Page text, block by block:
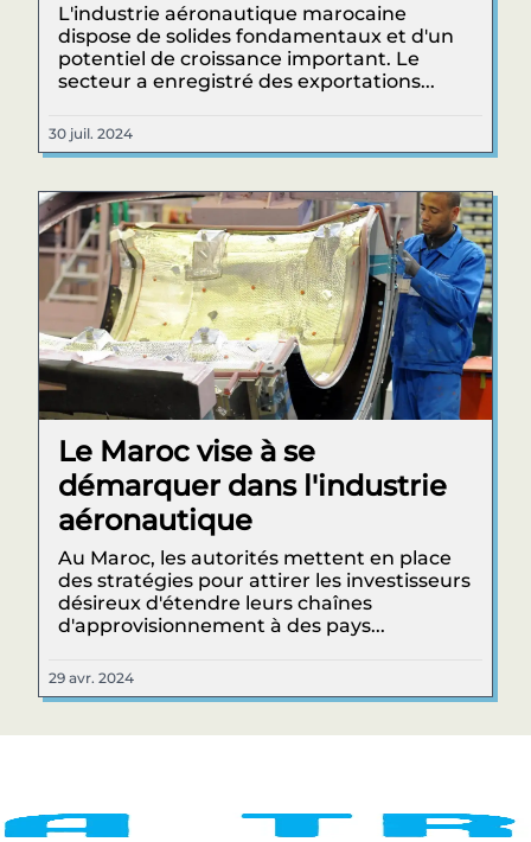
L'industrie aéronautique marocaine
dispose de solides fondamentaux et d'un
potentiel de croissance important. Le
secteur a enregistré des exportations...
30 juil. 2024
Le Maroc vise à se
démarquer dans l'industrie
aéronautique
Au Maroc, les autorités mettent en place
des stratégies pour attirer les investisseurs
désireux d'étendre leurs chaînes
d'approvisionnement à des pays...
29 avr. 2024